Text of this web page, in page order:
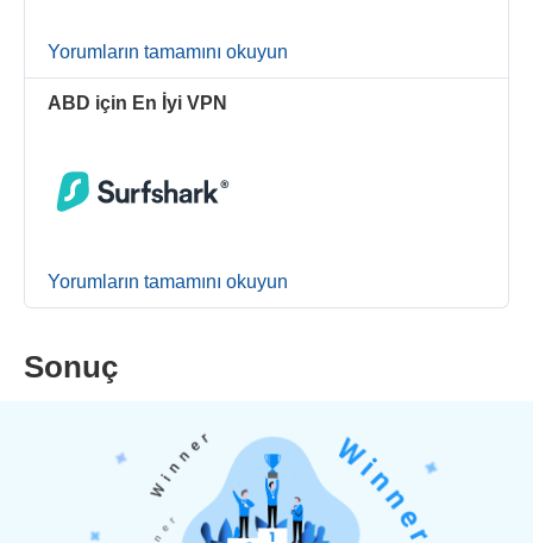
Yorumların tamamını okuyun
ABD için En İyi VPN
Yorumların tamamını okuyun
Sonuç